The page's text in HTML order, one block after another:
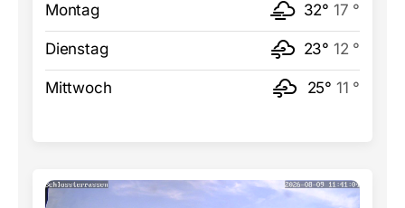
Montag 32° 17 °
Dienstag 23° 12 °
Mittwoch 25° 11 °